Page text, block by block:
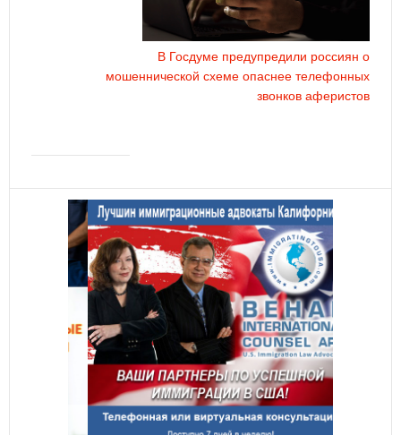
В Госдуме предупредили россиян о
мошеннической схеме опаснее телефонных
звонков аферистов